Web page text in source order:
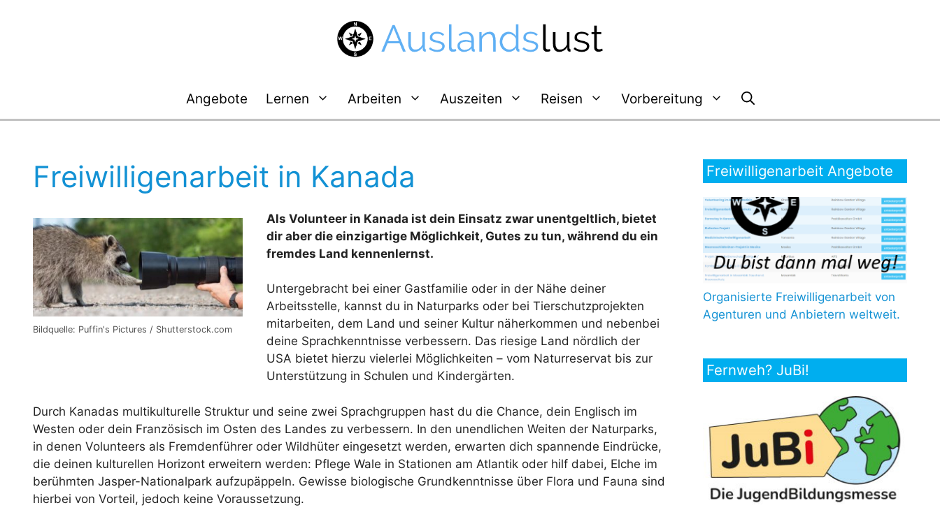
Angebote Lernen Arbeiten Auszeiten Reisen Vorbereitung
Freiwilligenarbeit in Kanada
Bildquelle: Puffin's Pictures / Shutterstock.com
Als Volunteer in Kanada ist dein Einsatz zwar unentgeltlich, bietet
dir aber die einzigartige Möglichkeit, Gutes zu tun, während du ein
fremdes Land kennenlernst.
Untergebracht bei einer Gastfamilie oder in der Nähe deiner
Arbeitsstelle, kannst du in Naturparks oder bei Tierschutzprojekten
mitarbeiten, dem Land und seiner Kultur näherkommen und nebenbei
deine Sprachkenntnisse verbessern. Das riesige Land nördlich der
USA bietet hierzu vielerlei Möglichkeiten – vom Naturreservat bis zur
Unterstützung in Schulen und Kindergärten.
Durch Kanadas multikulturelle Struktur und seine zwei Sprachgruppen hast du die Chance, dein Englisch im
Westen oder dein Französisch im Osten des Landes zu verbessern. In den unendlichen Weiten der Naturparks,
in denen Volunteers als Fremdenführer oder Wildhüter eingesetzt werden, erwarten dich spannende Eindrücke,
die deinen kulturellen Horizont erweitern werden: Pflege Wale in Stationen am Atlantik oder hilf dabei, Elche im
berühmten Jasper-Nationalpark aufzupäppeln. Gewisse biologische Grundkenntnisse über Flora und Fauna sind
hierbei von Vorteil, jedoch keine Voraussetzung.
Freiwilligenarbeit Angebote
Organisierte Freiwilligenarbeit von
Agenturen und Anbietern weltweit.
Fernweh? JuBi!